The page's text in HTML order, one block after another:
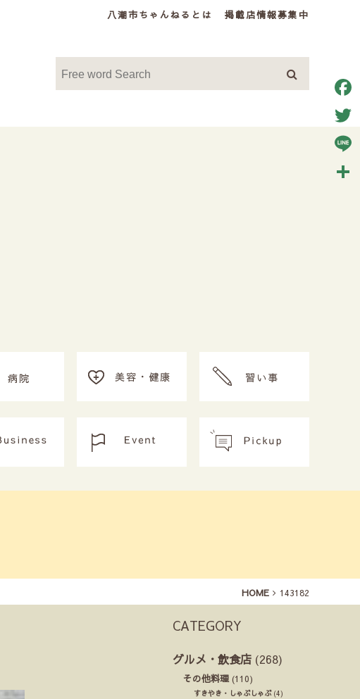
八潮市ちゃんねるとは 掲載店情報募集中
HOME 143182
CATEGORY
グルメ・飲食店 (268)
その他料理 (110)
すきやき・しゃぶしゃぶ(4)
Line